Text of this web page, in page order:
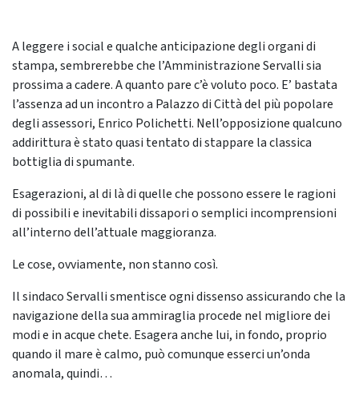
A leggere i social e qualche anticipazione degli organi di
stampa, sembrerebbe che l’Amministrazione Servalli sia
prossima a cadere. A quanto pare c’è voluto poco. E’ bastata
l’assenza ad un incontro a Palazzo di Città del più popolare
degli assessori, Enrico Polichetti. Nell’opposizione qualcuno
addirittura è stato quasi tentato di stappare la classica
bottiglia di spumante.
Esagerazioni, al di là di quelle che possono essere le ragioni
di possibili e inevitabili dissapori o semplici incomprensioni
all’interno dell’attuale maggioranza.
Le cose, ovviamente, non stanno così.
Il sindaco Servalli smentisce ogni dissenso assicurando che la
navigazione della sua ammiraglia procede nel migliore dei
modi e in acque chete. Esagera anche lui, in fondo, proprio
quando il mare è calmo, può comunque esserci un’onda
anomala, quindi…